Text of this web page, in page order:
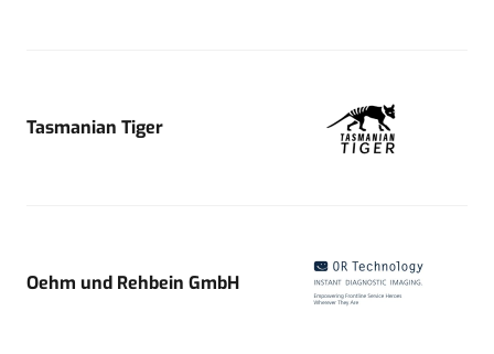
Tasmanian Tiger
Oehm und Rehbein GmbH